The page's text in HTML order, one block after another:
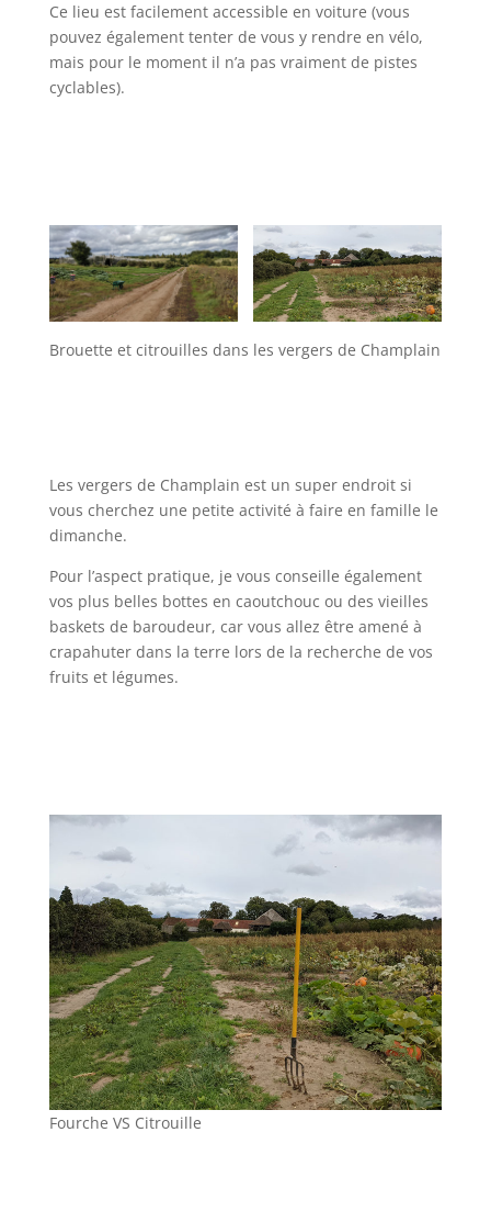
Ce lieu est facilement accessible en voiture (vous
pouvez également tenter de vous y rendre en vélo,
mais pour le moment il n’a pas vraiment de pistes
cyclables).
Brouette et citrouilles dans les vergers de Champlain
Les vergers de Champlain est un super endroit si
vous cherchez une petite activité à faire en famille le
dimanche.
Pour l’aspect pratique, je vous conseille également
vos plus belles bottes en caoutchouc ou des vieilles
baskets de baroudeur, car vous allez être amené à
crapahuter dans la terre lors de la recherche de vos
fruits et légumes.
Fourche VS Citrouille